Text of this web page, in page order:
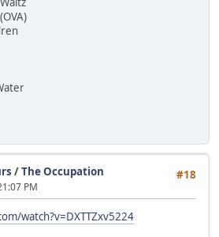
#18
/The Occupation
PM
watch?v=DXTTZxv5224